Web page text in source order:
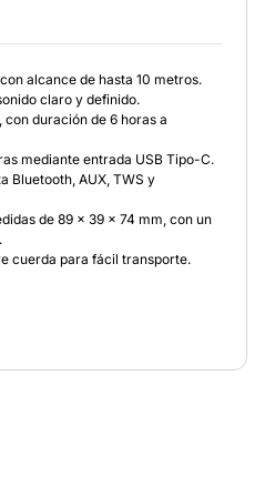
alcance de hasta 10 metros.
claro y definido.
con duración de 6 horas a
mediante entrada USB Tipo-C.
Bluetooth, AUX, TWS y
de 89 x 39 x 74 mm, con un
cuerda para fácil transporte.